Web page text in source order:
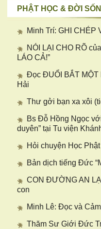
PHẬT HỌC & ĐỜI
Minh Trí: GHI CHÉP
NÓI LẠI CHO RÕ
LÁO CẢ!”
Đọc ĐUỔI BẮT MỘT
Hải
Thư gởi bạn xa xôi
Bs Đỗ Hồng Ngọc
duyên” tại Tu viện
Hỏi chuyện Học
Bản dịch tiếng Đức
CON ĐƯỜNG AN
con
Minh Lê: Đọc và
Thăm Sư Giới Đức